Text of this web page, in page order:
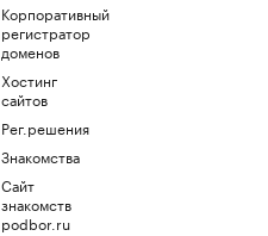
Корпоративный
регистратор
доменов
Хостинг
сайтов
Рег.решения
Знакомства
Сайт
знакомств
podbor.ru